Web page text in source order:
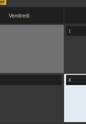
Vendredi
1
8